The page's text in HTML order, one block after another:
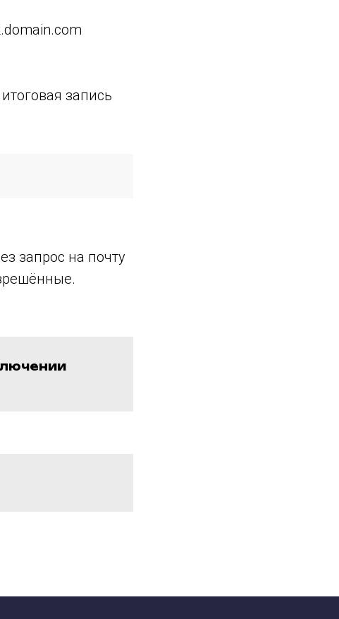
запись
запрос на почту